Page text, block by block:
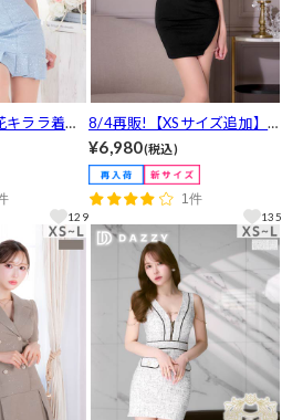
ララ着用]
」華やか存
ル×谷間魅
ソールプリ
キャバドレ
開]
129
8/4再販!【XSサイズ追加】
[明日花キララ着用]ヌーディ
ーな透け感に視線釘付け♪ネ
ックビジュー×アメスリが高
級感溢れるタイトミニ丈キャ
バドレス[XS~L/4サイズ展開]
¥6,980(税込)
1件
135